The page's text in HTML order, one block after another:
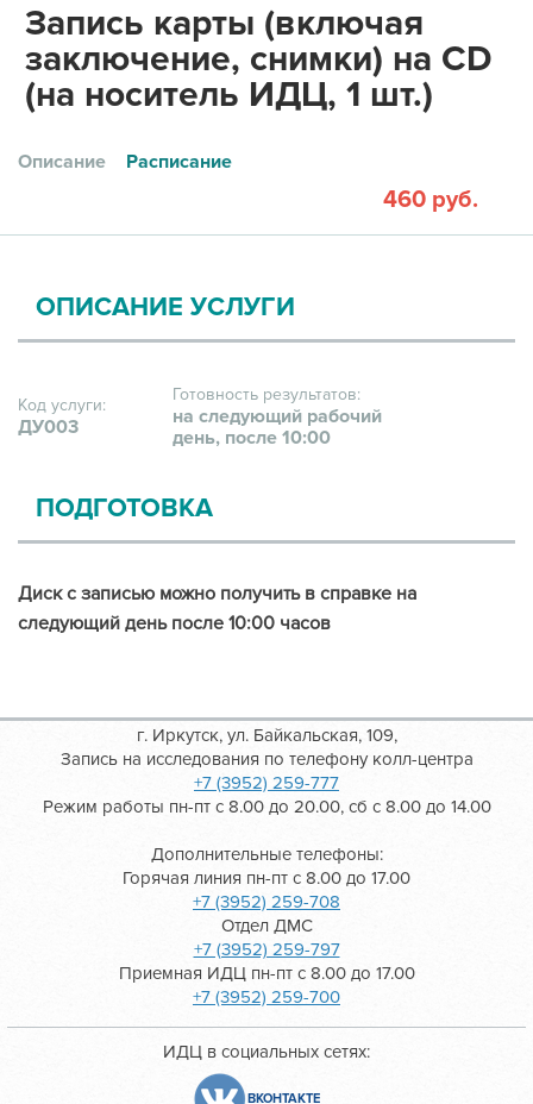
ПРАВОВАЯ ИНФОРМАЦИЯ
Запись карты (включая
заключение, снимки) на CD
(на носитель ИДЦ, 1 шт.)
Описание Расписание
460 руб.
ОПИСАНИЕ УСЛУГИ
Код услуги:
ДУ003
Готовность результатов:
на следующий рабочий
день, после 10:00
ПОДГОТОВКА
Диск с записью можно получить в справке на
следующий день после 10:00 часов
г. Иркутск, ул. Байкальская, 109,
Запись на исследования по телефону колл-центра
+7 (3952) 259-777
Режим работы пн-пт с 8.00 до 20.00, сб с 8.00 до 14.00
Дополнительные телефоны:
Горячая линия пн-пт с 8.00 до 17.00
+7 (3952) 259-708
Отдел ДМС
+7 (3952) 259-797
Приемная ИДЦ пн-пт с 8.00 до 17.00
+7 (3952) 259-700
ИДЦ в социальных сетях:
ВКОНТАКТЕ